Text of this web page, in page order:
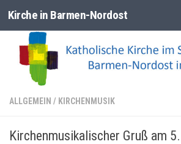
Zum Inhalt springen
Kirche in Barmen-Nordost
ALLGEMEIN / KIRCHENMUSIK
Kirchenmusikalischer Gruß am